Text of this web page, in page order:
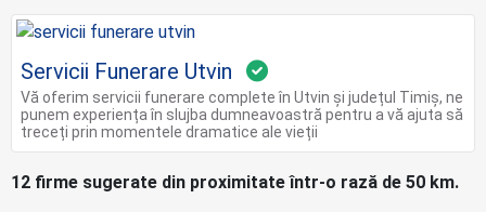
Servicii Funerare Utvin
Vă oferim servicii funerare complete în Utvin și județul Timiș, ne
punem experiența în slujba dumneavoastră pentru a vă ajuta să
treceți prin momentele dramatice ale vieții
12 firme sugerate din proximitate într-o rază de 50 km.